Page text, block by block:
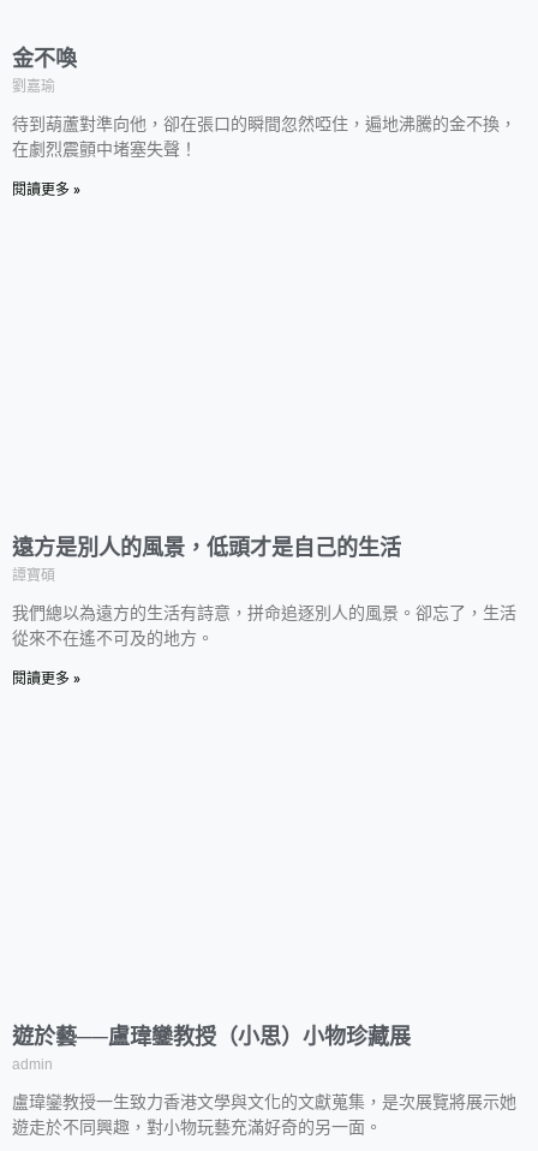
金不喚
劉嘉瑜
待到葫蘆對準向他，卻在張口的瞬間忽然啞住，遍地沸騰的金不換，
在劇烈震顫中堵塞失聲！
閱讀更多 »
遠方是別人的風景，低頭才是自己的生活
譚寶碩
我們總以為遠方的生活有詩意，拼命追逐別人的風景。卻忘了，生活
從來不在遙不可及的地方。
閱讀更多 »
遊於藝──盧瑋鑾教授（小思）小物珍藏展
admin
盧瑋鑾教授一生致力香港文學與文化的文獻蒐集，是次展覽將展示她
遊走於不同興趣，對小物玩藝充滿好奇的另一面。